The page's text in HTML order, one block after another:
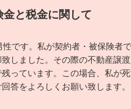
金と税金に関して
です。私が契約者・被保険者
しました。その際の不動産譲
っています。この場合、私が
答をよろしくお願い致します。